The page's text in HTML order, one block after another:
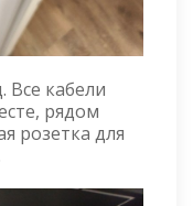
кабели
рядом
розетка для